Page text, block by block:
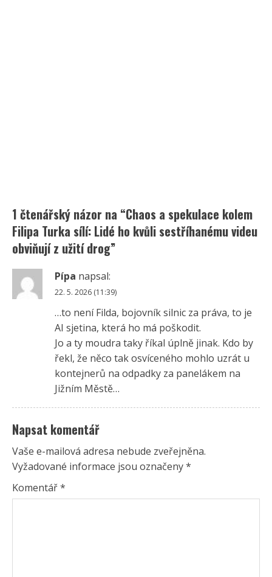
1 čtenářský názor na “Chaos a spekulace kolem
Filipa Turka sílí: Lidé ho kvůli sestříhanému videu
obviňují z užití drog”
Pípa napsal:
22. 5. 2026 (11:39)
…to není Filda, bojovník silnic za práva, to je
AI sjetina, která ho má poškodit.
Jo a ty moudra taky říkal úplně jinak. Kdo by
řekl, že něco tak osvíceného mohlo uzrát u
kontejnerů na odpadky za panelákem na
Jižním Městě…
Napsat komentář
Vaše e-mailová adresa nebude zveřejněna.
Vyžadované informace jsou označeny*
Komentář*